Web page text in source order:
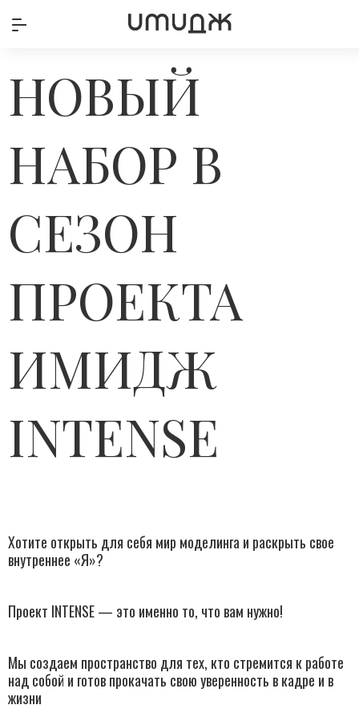
НОВЫЙ
НАБОР В
СЕЗОН
ПРОЕКТА
ИМИДЖ
INTENSE
Хотите открыть для себя мир моделинга и раскрыть свое
внутреннее «Я»?
Проект INTENSE — это именно то, что вам нужно!
Мы создаем пространство для тех, кто стремится к работе
над собой и готов прокачать свою уверенность в кадре и в
жизни